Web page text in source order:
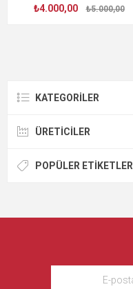
₺4.000,00 ₺5.000,00
KATEGORILER
ÜRETICILER
POPÜLER ETIKETLER